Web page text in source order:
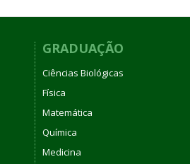
GRADUAÇÃO
Ciências Biológicas
Física
Matemática
Química
Medicina